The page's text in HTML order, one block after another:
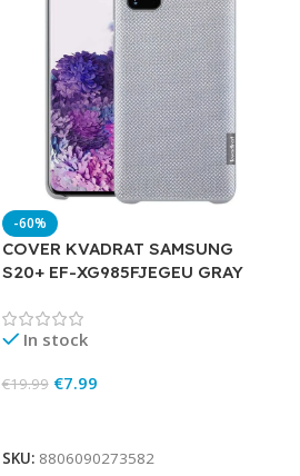
-60%
COVER KVADRAT SAMSUNG
S20+ EF-XG985FJEGEU GRAY
In stock
€19.99 €7.99
SKU: 8806090273582